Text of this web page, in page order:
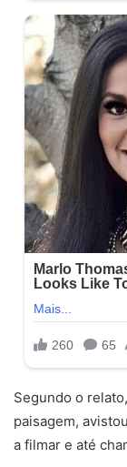
Segundo o
paisagem,
a filmar e até